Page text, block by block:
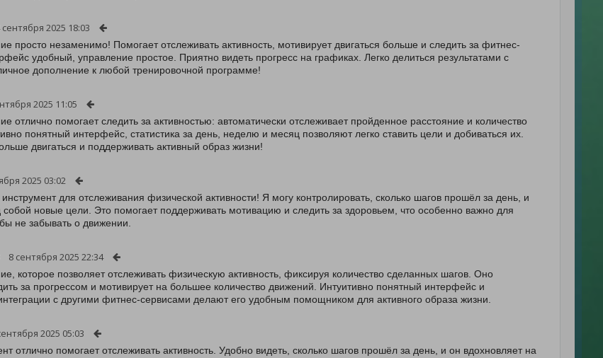
сентября 2025 18:03
просто незаменимо! Помогает отслеживать активность, мотивирует двигаться больше и следить за фитнес-
удобный, управление простое. Приятно видеть прогресс на графиках. Легко делиться результатами с
дополнение к любой тренировочной программе!
2025 11:05
отлично помогает следить за активностью: автоматически отслеживает пройденное расстояние и количество
понятный интерфейс, статистика за день, неделю и месяц позволяют легко ставить цели и добиваться их.
двигаться и поддерживать активный образ жизни!
2025 03:02
для отслеживания физической активности! Я могу контролировать, сколько шагов прошёл за день, и
собой новые цели. Это помогает поддерживать мотивацию и следить за здоровьем, что особенно важно для
не забывать о движении.
8 сентября 2025 22:34
которое позволяет отслеживать физическую активность, фиксируя количество сделанных шагов. Оно
за прогрессом и мотивирует на большее количество движений. Интуитивно понятный интерфейс и
с другими фитнес-сервисами делают его удобным помощником для активного образа жизни.
2025 05:03
отлично помогает отслеживать активность. Удобно видеть, сколько шагов прошёл за день, и он вдохновляет на